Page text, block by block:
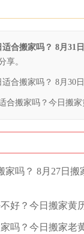
适合搬家吗？ 8月31
享。
适合搬家吗？ 8月30
合搬家吗？今日搬
家吗？ 8月27日搬
好？今日搬家黄
吗？今日搬家老